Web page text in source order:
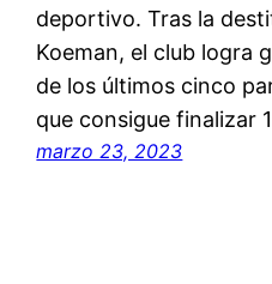
deportivo. Tras la
Koeman, el club logra
de los últimos cinco
que consigue finalizar
marzo 23, 2023